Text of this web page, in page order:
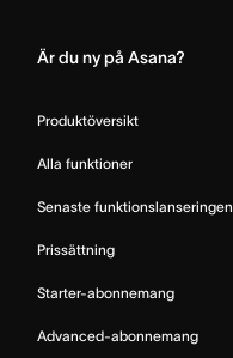
Är du ny på Asana?
Produktöversikt
Alla funktioner
Senaste funktionslanseringen
Prissättning
Starter-abonnemang
Advanced-abonnemang